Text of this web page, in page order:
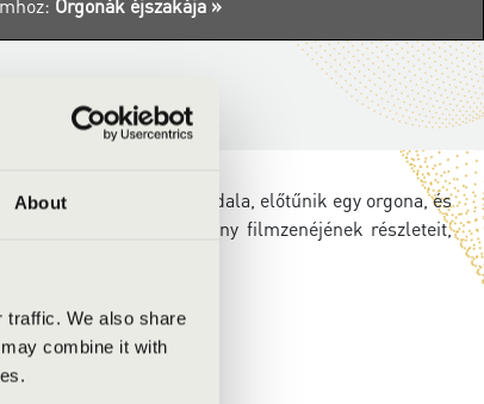
About
traffic. We also share
combine it with
Orgonák éjszakája »
nagy autó, kinyílik az oldala, előtűnik egy orgona, és
és John Williams néhány filmzenéjének részleteit,